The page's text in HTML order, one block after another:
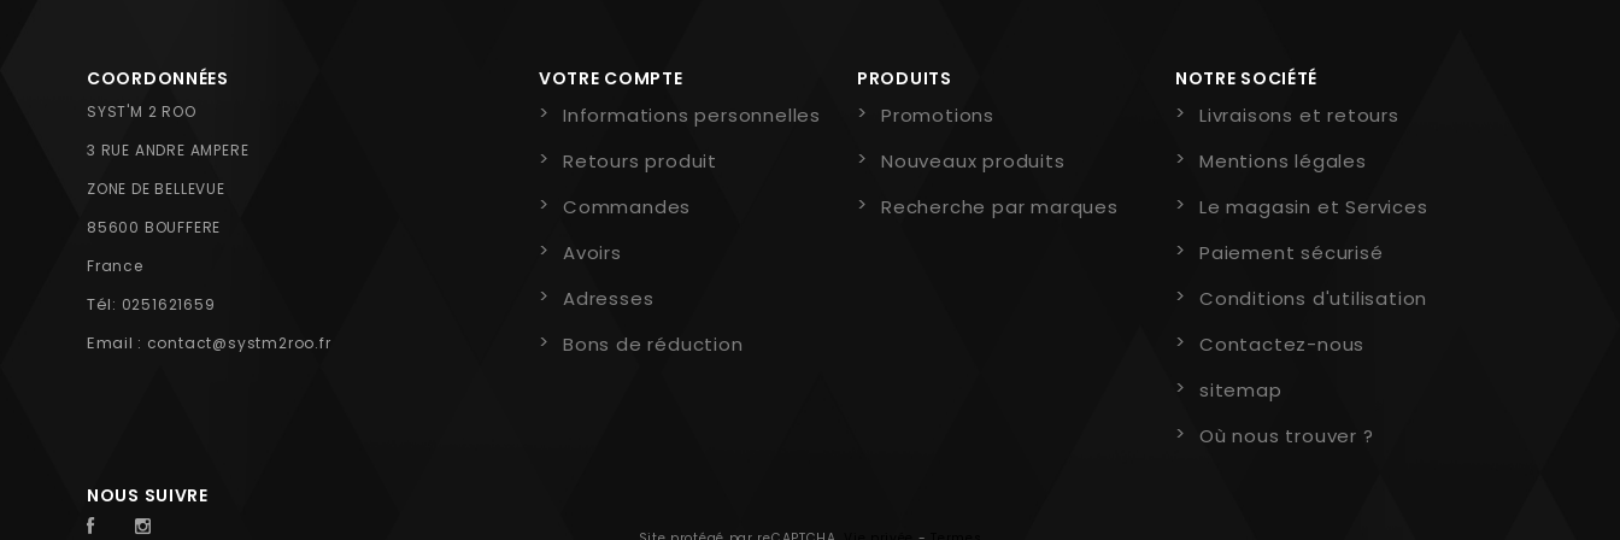
COORDONNÉES
SYST'M 2 ROO
3 RUE ANDRE AMPERE
ZONE DE BELLEVUE
85600 BOUFFERE
France
Tél: 0251621659
Email : contact@systm2roo.fr
VOTRE COMPTE
Informations personnelles
Retours produit
Commandes
Avoirs
Adresses
Bons de réduction
PRODUITS
Promotions
Nouveaux produits
Recherche par marques
NOTRE SOCIÉTÉ
Livraisons et retours
Mentions légales
Le magasin et Services
Paiement sécurisé
Conditions d'utilisation
Contactez-nous
sitemap
Où nous trouver ?
NOUS SUIVRE